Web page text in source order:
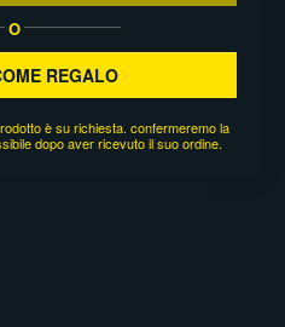
O
REGALO
è su richiesta. confermeremo la
dopo aver ricevuto il suo ordine.